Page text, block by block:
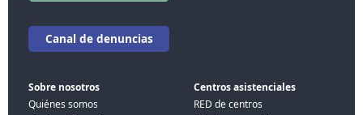
Canal de denuncias
Sobre nosotros
Quiénes somos
Centros asistenciales
RED de centros